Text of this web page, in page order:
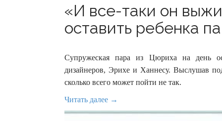
«И все-таки он
оставить ребенка
Супружеская пара из Цюриха на день
дизайнеров, Эрихе и Ханнесу. Выслушав
сколько всего может пойти не так.
Читать далее →